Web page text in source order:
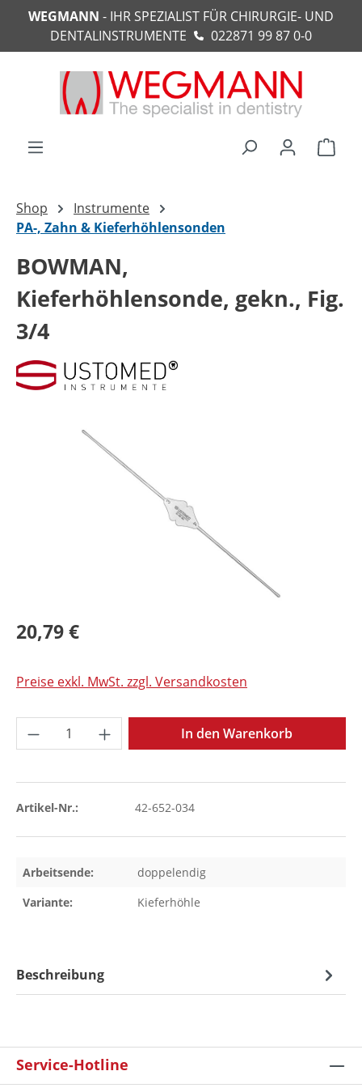
springen
WEGMANN - IHR SPEZIALIST FÜR CHIRURGIE- UND
DENTALINSTRUMENTE
022871 99 87 0-0
Shop
Instrumente
PA-, Zahn & Kieferhöhlensonden
BOWMAN,
Kieferhöhlensonde, gekn., Fig.
3/4
Bildergalerie überspringen
20,79 €
Preise exkl. MwSt. zzgl. Versandkosten
Produkt Anzahl: Gib den gewünschten
In den Warenkorb
Artikel-Nr.: 42-652-034
Arbeitsende:
doppelendig
Variante:
Kieferhöhle
Beschreibung
Service-Hotline